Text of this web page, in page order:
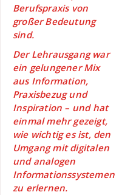
Berufspraxis von
großer Bedeutung
sind.
Der Lehrausgang war
ein gelungener Mix
aus Information,
Praxisbezug und
Inspiration – und hat
einmal mehr gezeigt,
wie wichtig es ist, den
Umgang mit digitalen
und analogen
Informationssystemen
zu erlernen.